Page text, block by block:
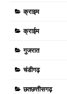
क्राइम
क्राईम
गुजरात
चंडीगढ़
छतछत्तीसगढ़